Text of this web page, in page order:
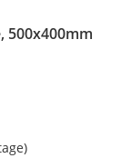
500x400mm